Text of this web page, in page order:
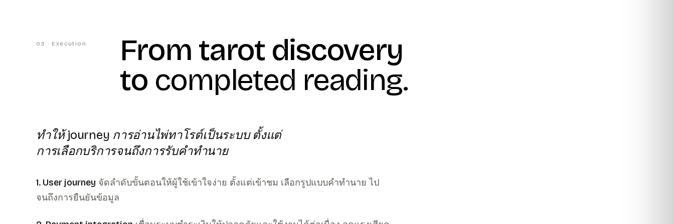
03 · Execution
From tarot discovery
to completed reading.
ทำให้ journey การอ่านไพ่ทาโรต์เป็นระบบ ตั้งแต่
การเลือกบริการจนถึงการรับคำทำนาย
1. User journey จัดลำดับขั้นตอนให้ผู้ใช้เข้าใจง่าย ตั้งแต่เข้าชม เลือกรูปแบบคำทำนาย ไป
จนถึงการยืนยันข้อมูล